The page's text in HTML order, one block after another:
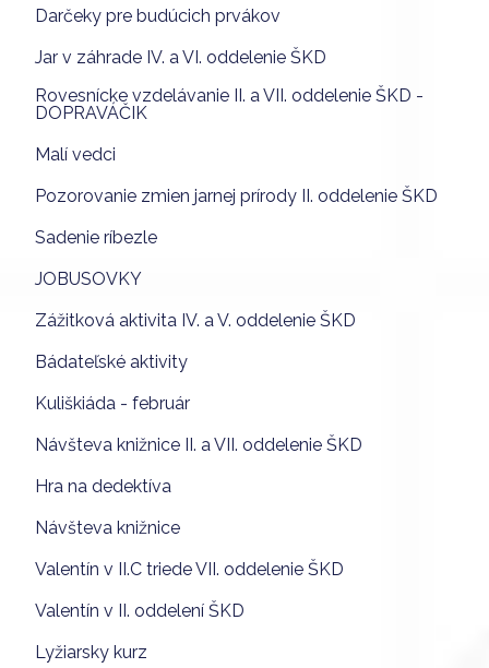
Darčeky pre budúcich prvákov
Jar v záhrade IV. a VI. oddelenie ŠKD
Rovesnícke vzdelávanie II. a VII. oddelenie ŠKD -
DOPRAVÁČIK
Malí vedci
Pozorovanie zmien jarnej prírody II. oddelenie ŠKD
Sadenie ríbezle
JOBUSOVKY
Zážitková aktivita IV. a V. oddelenie ŠKD
Bádateľské aktivity
Kuliškiáda - február
Návšteva knižnice II. a VII. oddelenie ŠKD
Hra na dedektíva
Návšteva knižnice
Valentín v II.C triede VII. oddelenie ŠKD
Valentín v II. oddelení ŠKD
Lyžiarsky kurz